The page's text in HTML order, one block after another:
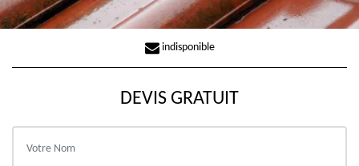
indisponible
DEVIS GRATUIT